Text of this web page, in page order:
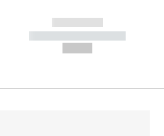
------------
----------- -----------